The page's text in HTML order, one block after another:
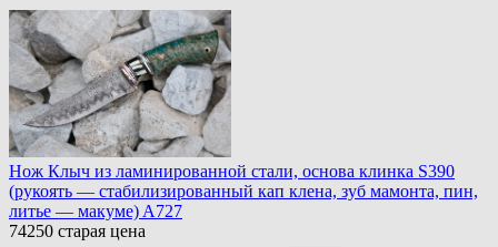
Нож Клыч из ламинированной стали, основа клинка S390
(рукоять — стабилизированный кап клена, зуб мамонта, пин,
литье — макуме) A727
74250 старая цена